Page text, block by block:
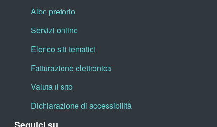
Albo pretorio
Servizi online
Elenco siti tematici
Fatturazione elettronica
Valuta il sito
Dichiarazione di accessibilità